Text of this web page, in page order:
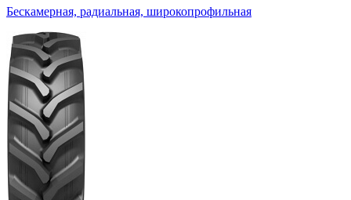
Бескамерная, радиальная, широкопрофильная